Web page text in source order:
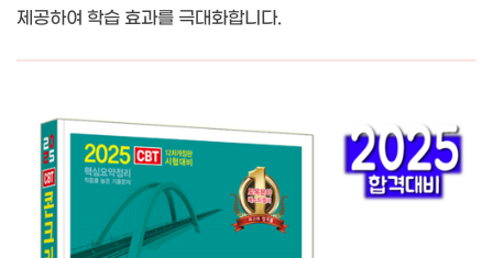
제공하여 학습 효과를 극대화합니다.